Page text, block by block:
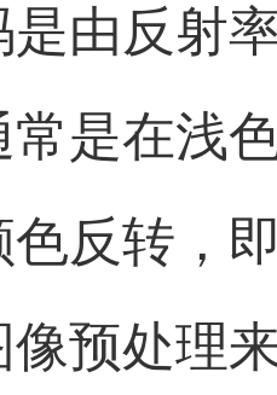
是由反射
常是在浅
色反转，
像预处理